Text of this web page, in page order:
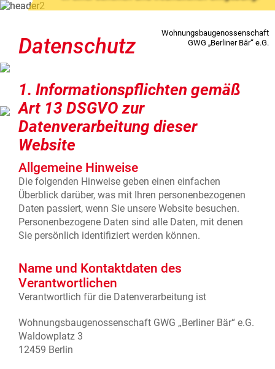
Während der Geschäftszeiten:
Mo bis Do 08:00 – 15:30 Uhr
Fr 08:00 – 12:00 Uhr
030 538921-0
Außerhalb der Geschäftszeiten:
Wenden Sie sich an unsere
Notfallkontakte
Zentrale:
Tel: 030 538921-0 oder
per E-Mail
Wir habenkeinefesten
Sprechzeiten. Bitte vereinbaren
einen persönlichen
Gesprächstermin.
Wohnungsbaugenossenschaft
GWG „Berliner Bär“ e.G.
Datenschutz
1. Informationspflichten gemäß
Art 13 DSGVO zur
Datenverarbeitung dieser
Website
Allgemeine Hinweise
Die folgenden Hinweise geben einen einfachen
Überblick darüber, was mit Ihren personenbezogenen
Daten passiert, wenn Sie unsere Website besuchen.
Personenbezogene Daten sind alle Daten, mit denen
Sie persönlich identifiziert werden können.
Name und Kontaktdaten des
Verantwortlichen
Verantwortlich für die Datenverarbeitung ist
Wohnungsbaugenossenschaft GWG „Berliner Bär“ e.G.
Waldowplatz 3
12459 Berlin